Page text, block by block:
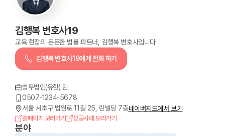
김행복 변호사19
교육 현장의 든든한 법률 파트너, 김행복 변호사입니다
김행복 변호사19에게 전화 하기
법무법인(유한) 린
0507-1234-5678
서울 서초구 법원로 11길 25, 린빌딩 7층네이버지도에서 보기
홈페이지 보러가기 성공사례 보러가기
분야